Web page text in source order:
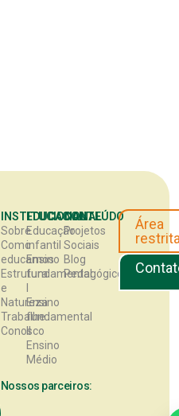
INSTITUCIONAL
Sobre
Como
educamos
Estrutura
e
Natureza
Trabalhe
Conosco
EDUCACIONAL
Educação
infantil
Ensino
fundamental
Ensino
fundamental
II
Ensino
Médio
CONTEÚDO
Blog
Pedagógico
Projetos
Sociais
Área
Nossos parceiros: